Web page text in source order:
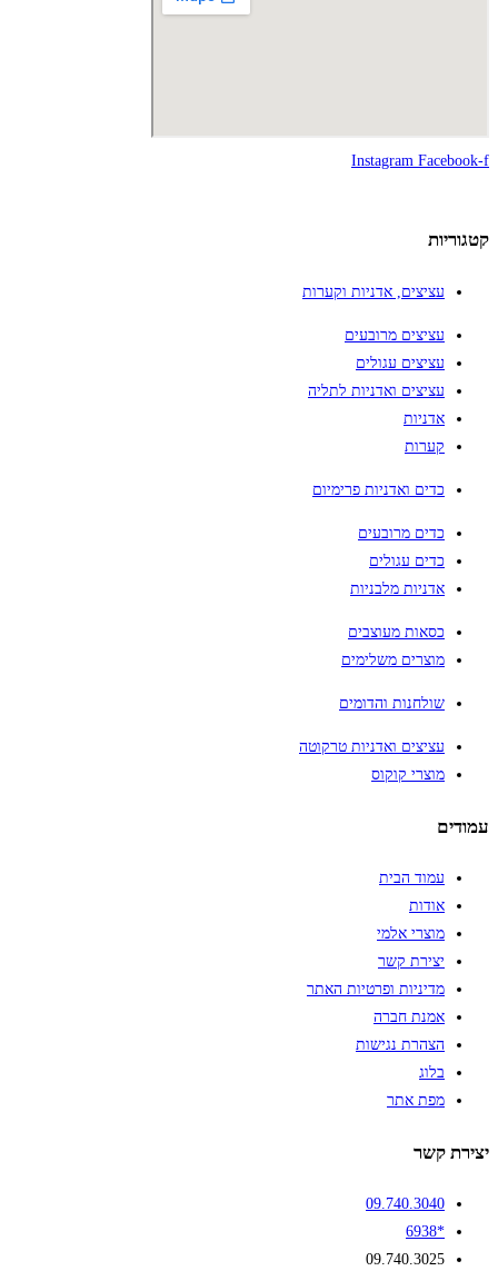
Instagram Facebook-f
קטגוריות
עציצים, אדניות וקערות
עציצים מרובעים
עציצים עגולים
עציצים ואדניות לתליה
אדניות
קערות
כדים ואדניות פרימיום
כדים מרובעים
כדים עגולים
אדניות מלבניות
כסאות מעוצבים
מוצרים משלימים
שולחנות והדומים
עציצים ואדניות טרקוטה
מוצרי קוקוס
עמודים
עמוד הבית
אודות
מוצרי אלמי
יצירת קשר
מדיניות ופרטיות האתר
אמנת חברה
הצהרת נגישות
בלוג
מפת אתר
יצירת קשר
09.740.3040
*6938
09.740.3025